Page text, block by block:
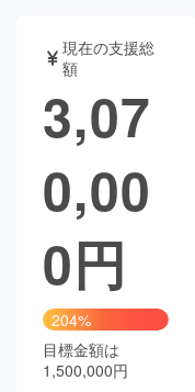
書籍・雑誌
チャレンジ
Creation
コミュニティ
現在の支援総
額
3,07
0,00
0円
204%
目標金額は
1,500,000円